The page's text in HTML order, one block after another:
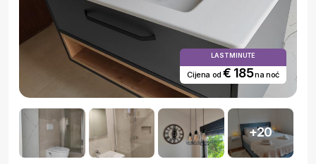
LAST MINUTE
Cijena od€ 185na noć
+20